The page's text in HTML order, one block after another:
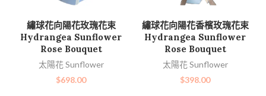
加入購物車
繡球花向陽花玫瑰花束
Hydrangea Sunflower
Rose Bouquet
太陽花 Sunflower
$698.00
加入購物車
繡球花向陽花香檳玫瑰花束
Hydrangea Sunflower
Rose Bouquet
太陽花 Sunflower
$398.00